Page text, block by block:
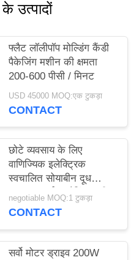
उत्पादों
फ्लैट लॉलीपॉप मोल्डिंग कैंडी
पैकेजिंग मशीन की क्षमता
200-600 पीसी / मिनट
USD 45000 MOQ:एक टुकड़ा
CONTACT
छोटे व्यवसाय के लिए
वाणिज्यिक इलेक्ट्रिक
स्वचालित सोयाबीन दूध
पाउडर ऊर्ध्वाधर पैकिंग मशीन
negotiable MOQ:1 टुकड़ा
CONTACT
सर्वो मोटर ड्राइव 200W